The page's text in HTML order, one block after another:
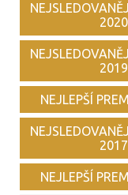
2020
2019
NEJLEPŠÍ
2017
NEJLEPŠÍ